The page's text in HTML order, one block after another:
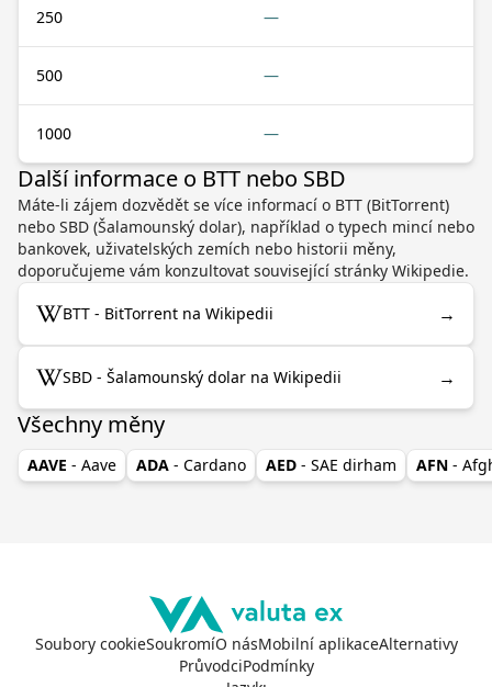
250 —
500 —
1000 —
Další informace o BTT nebo SBD
Máte-li zájem dozvědět se více informací o BTT (BitTorrent)
nebo SBD (Šalamounský dolar), například o typech mincí nebo
bankovek, uživatelských zemích nebo historii měny,
doporučujeme vám konzultovat související stránky Wikipedie.
BTT - BitTorrent na Wikipedii →
SBD - Šalamounský dolar na Wikipedii →
Všechny měny
AAVE - Aave ADA - Cardano AED - SAE dirham AFN -
Soubory cookieSoukromíO násMobilní aplikaceAlternativy
PrůvodciPodmínky